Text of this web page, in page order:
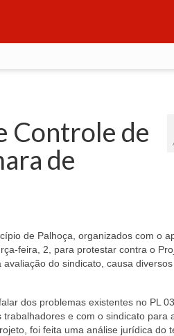
Controle de
de
de Palhoça, organizados com o
feira, 2, para protestar contra o
do sindicato, causa diversos
dos problemas existentes no PL
e com o sindicato para
foi feita uma análise jurídica do